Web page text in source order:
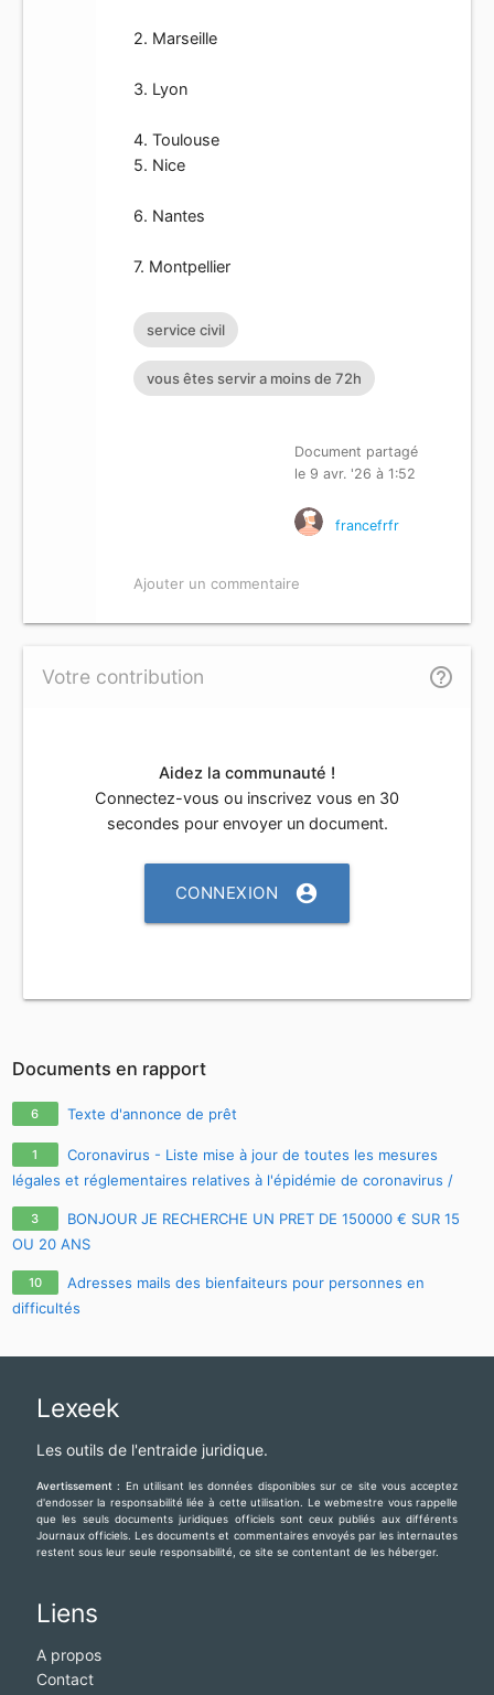
2. Marseille
3. Lyon
4. Toulouse
5. Nice
6. Nantes
7. Montpellier
service civil
vous êtes servir a moins de 72h
Document partagé
le 9 avr. '26 à 1:52
francefrfr
Ajouter un commentaire
Votre contribution help_outline
Aidez la communauté !
Connectez-vous ou inscrivez vous en 30
secondes pour envoyer un document.
CONNEXION account_circle
Documents en rapport
6 Texte d'annonce de prêt
1
Coronavirus - Liste mise à jour de toutes les mesures
légales et réglementaires relatives à l'épidémie de coronavirus /
covid-19 / sars-cov-2
3
BONJOUR JE RECHERCHE UN PRET DE 150000 € SUR 15
OU 20 ANS
10
Adresses mails des bienfaiteurs pour personnes en
difficultés
Lexeek
Les outils de l'entraide juridique.
Avertissement :
En utilisant les données disponibles sur ce site vous acceptez
d'endosser la responsabilité liée à cette utilisation. Le webmestre vous rappelle
que les seuls documents juridiques officiels sont ceux publiés aux différents
Journaux officiels. Les documents et commentaires envoyés par les internautes
restent sous leur seule responsabilité, ce site se contentant de les héberger.
Liens
A propos
Contact